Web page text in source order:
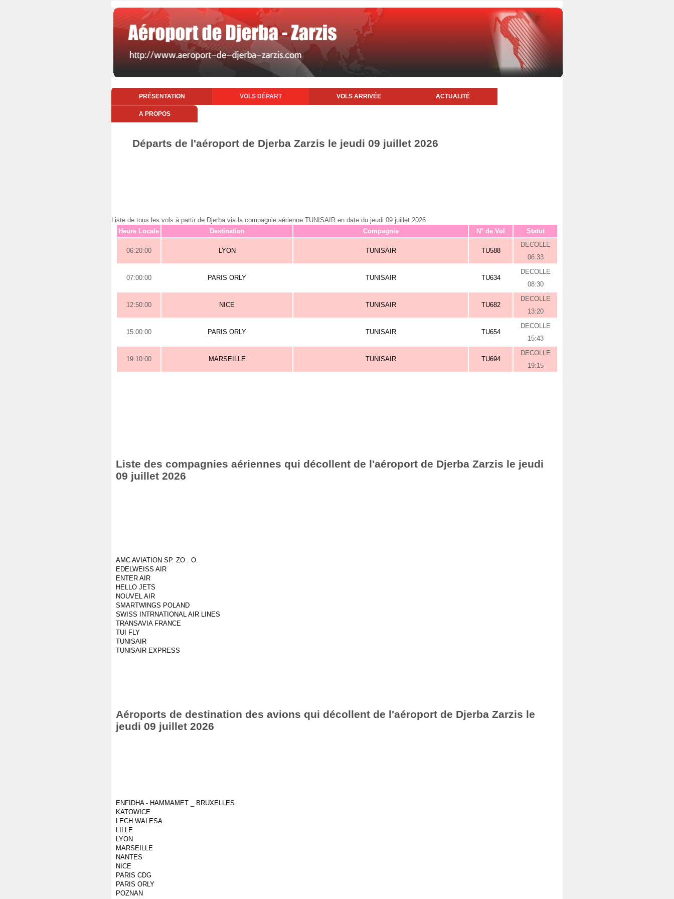
PRÉSENTATION VOLS DÉPART VOLS ARRIVÉE ACTUALITÉ
A PROPOS
Départs de l'aéroport de Djerba Zarzis le jeudi 09 juillet 2026
Liste de tous les vols à partir de Djerba via la compagnie aérienne TUNISAIR en date du jeudi 09 juillet 2026
Heure Locale
Destination Compagnie N° de Vol Statut
06:20:00 LYON TUNISAIR TU588
DECOLLE
06:33
07:00:00 PARIS ORLY TUNISAIR TU634
DECOLLE
08:30
12:50:00 NICE TUNISAIR TU682
DECOLLE
13:20
15:00:00 PARIS ORLY TUNISAIR TU654
DECOLLE
15:43
19:10:00 MARSEILLE TUNISAIR TU694
DECOLLE
19:15
Liste des compagnies aériennes qui décollent de l'aéroport de Djerba Zarzis le jeudi
09 juillet 2026
AMC AVIATION SP. ZO . O.
EDELWEISS AIR
ENTER AIR
HELLO JETS
NOUVEL AIR
SMARTWINGS POLAND
SWISS INTRNATIONAL AIR LINES
TRANSAVIA FRANCE
TUI FLY
TUNISAIR
TUNISAIR EXPRESS
Aéroports de destination des avions qui décollent de l'aéroport de Djerba Zarzis le
jeudi 09 juillet 2026
ENFIDHA - HAMMAMET _ BRUXELLES
KATOWICE
LECH WALESA
LILLE
LYON
MARSEILLE
NANTES
NICE
PARIS CDG
PARIS ORLY
POZNAN